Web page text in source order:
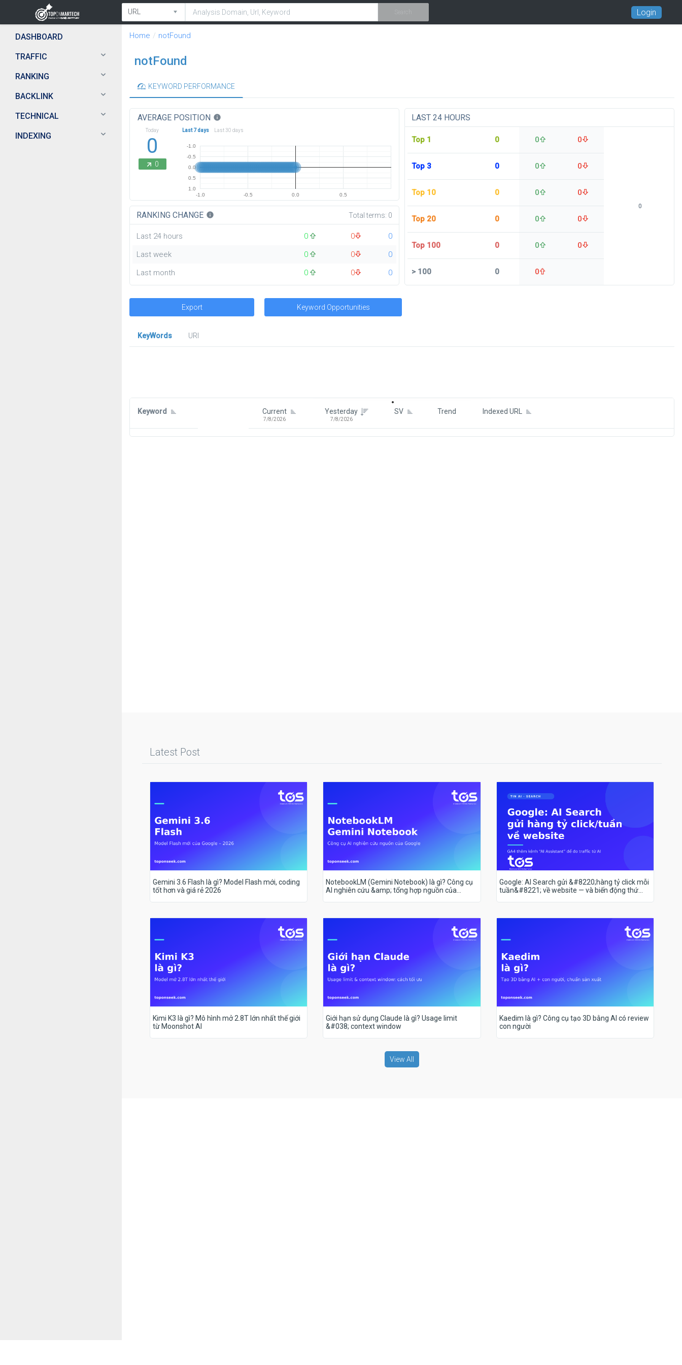
Login
DASHBOARD
TRAFFIC
RANKING
BACKLINK
TECHNICAL
INDEXING
Home notFound
notFound
KEYWORD PERFORMANCE
AVERAGE POSITION info
Today
0
0
Last 7 days Last 30 days
-1.0 -0.5 0.0 0.5
-1.0
-0.5
0.0
0.5
1.0
RANKING CHANGE info Total terms: 0
Last 24 hours 0 0
0
Last week
0 0
0
Last month
0 0 0
LAST 24 HOURS
Top 1 0 0 0
Top 3 0 0 0
Top 10 0 0 0
Top 20 0 0 0
Top 100 0 0 0
>100 0 0
0
Export Keyword Opportunities
KeyWords
URl
Keyword Current
7/8/2026
Yesterday
7/8/2026
SV Trend Indexed URL
Latest Post
Gemini 3.6 Flash là gì? Model Flash mới, coding
tốt hơn và giá rẻ 2026
NotebookLM (Gemini Notebook) là gì? Công cụ
AI nghiên cứu &amp; tổng hợp nguồn của
Google: AI Search gửi &#8220;hàng tỷ click mỗi
tuần&#8221; về website — và biến động thứ
Kimi K3 là gì? Mô hình mở 2.8T lớn nhất thế giới
từ Moonshot AI
Giới hạn sử dụng Claude là gì? Usage limit
&#038; context window
Kaedim là gì? Công cụ tạo 3D bằng AI có review
con người
View All